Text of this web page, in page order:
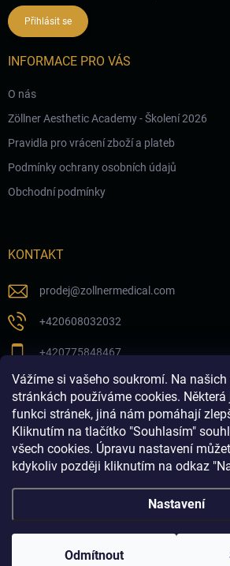
Vážíme si vašeho soukromí. Na našich
stránkách používáme cookies.
funkci stránek, jiná nám pomáhají
Kliknutím na tlačítko "Souhlasím"
všech cookies. Úpravu nastavení
kdykoliv později kliknutím na odkaz
Nastavení
Odmítnout
Přihlásit se
INFORMACE PRO VÁS
O nás
Zöllner Aesthetic Academy - Školení 2026
Pravidla pro vrácení zboží a plateb
Podmínky ochrany osobních údajů
Obchodní podmínky
KONTAKT
prodej@zollnermedical.com
+420608032032
+420775848467
Sledujte nás na našem FB profilu
zollnermedical_eu
Copyright 2026Produkty pro
dermatologii│dermalnivyplne.cz
.